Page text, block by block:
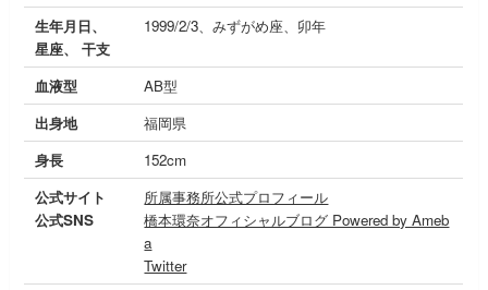
生年月日、
星座、 干支
1999/2/3、みずがめ座、卯年
血液型
AB型
出身地
福岡県
身長
152cm
公式サイト
公式SNS
所属事務所公式プロフィール
橋本環奈オフィシャルブログ Powered by Ameb
a
Twitter